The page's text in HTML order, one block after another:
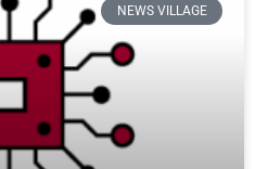
NEWS VILLAGE